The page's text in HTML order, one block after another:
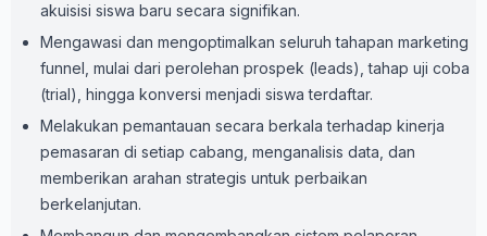
akuisisi siswa baru secara signifikan.
Mengawasi dan mengoptimalkan seluruh tahapan marketing
funnel, mulai dari perolehan prospek (leads), tahap uji coba
(trial), hingga konversi menjadi siswa terdaftar.
Melakukan pemantauan secara berkala terhadap kinerja
pemasaran di setiap cabang, menganalisis data, dan
memberikan arahan strategis untuk perbaikan
berkelanjutan.